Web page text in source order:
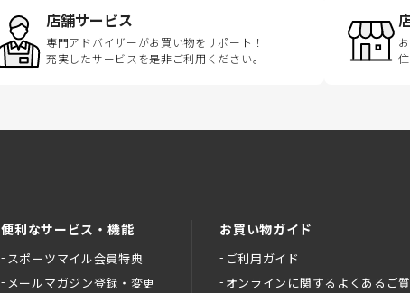
店舗サービス
専門アドバイザーがお買い物をサポート！
充実したサービスを是非ご利用ください。
便利なサービス・機能
スポーツマイル会員特典
メールマガジン登録・変更
お買い物ガイド
ご利用ガイド
オンラインに関するよくあるご